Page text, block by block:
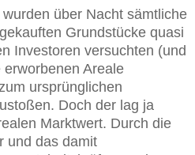
über Nacht sämtliche
Grundstücke quasi
Investoren versuchten (und
Areale
ursprünglichen
Doch der lag ja
Marktwert. Durch die
und das damit